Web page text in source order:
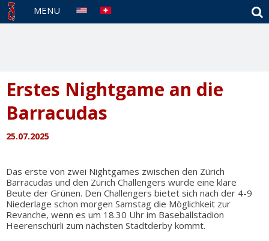
MENU
Erstes Nightgame an die
Barracudas
25.07.2025
Das erste von zwei Nightgames zwischen den Zürich
Barracudas und den Zürich Challengers wurde eine klare
Beute der Grünen. Den Challengers bietet sich nach der 4-9
Niederlage schon morgen Samstag die Möglichkeit zur
Revanche, wenn es um 18.30 Uhr im Baseballstadion
Heerenschürli zum nächsten Stadtderby kommt.